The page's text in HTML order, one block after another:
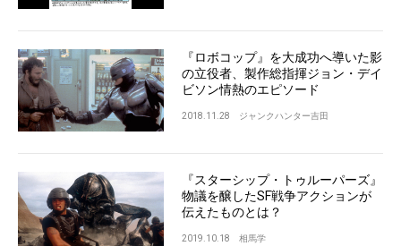
『ロボコップ』を大成功へ導いた影
の立役者、製作総指揮ジョン・デイ
ビソン情熱のエピソード
2018.11.28 ジャンクハンター吉田
『スターシップ・トゥルーパーズ』
物議を醸したSF戦争アクションが
伝えたものとは？
2019.10.18 相馬学